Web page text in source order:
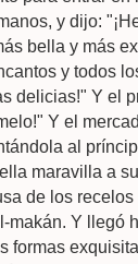
y dijo:
bella y más
y todos
delicias!" Y el
Y el
al
maravilla a
de los
makán. Y llegó
formas